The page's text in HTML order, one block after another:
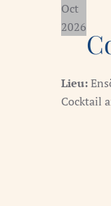
Oct
2026
Lieu:
Cocktail